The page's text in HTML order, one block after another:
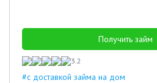
Получить займ
3.2
#с доставкой займа на дом